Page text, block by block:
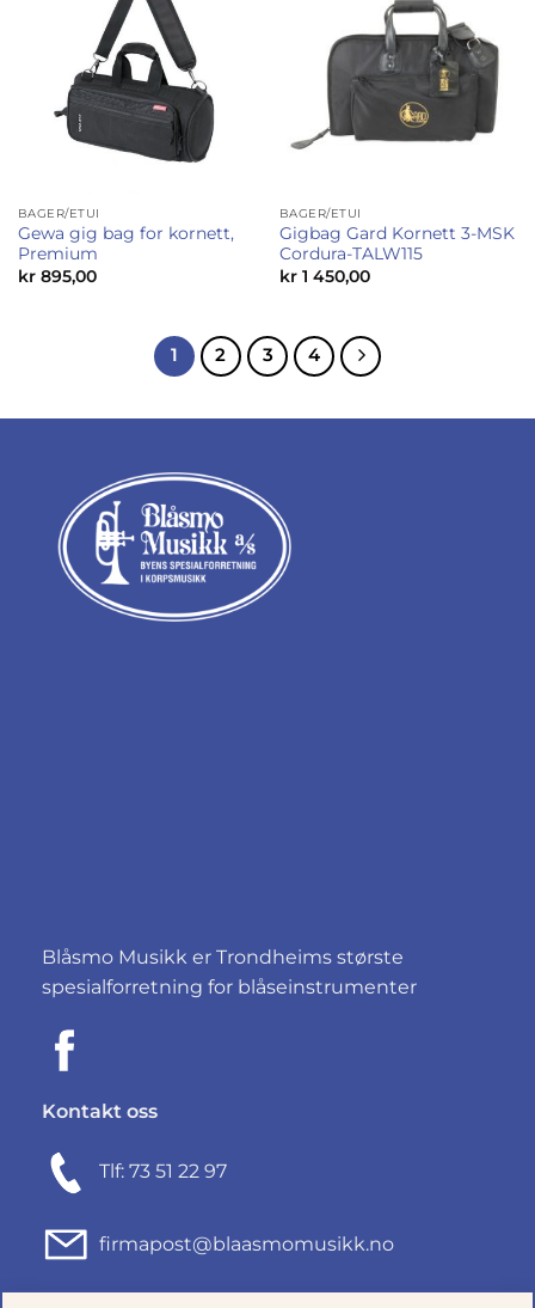
BAGER/ETUI
Gewa gig bag for kornett,
Premium
kr895,00
BAGER/ETUI
Gigbag Gard Kornett 3-MSK
Cordura-TALW115
kr1 450,00
1 2 3 4
Blåsmo Musikk er Trondheims største
spesialforretning for blåseinstrumenter
Kontakt oss
Tlf: 73 51 22 97
firmapost@blaasmomusikk.no